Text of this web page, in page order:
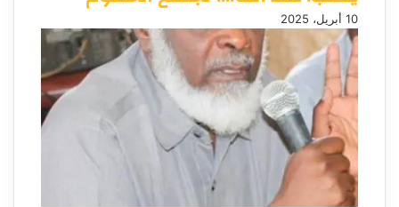
10 أبريل، 2025